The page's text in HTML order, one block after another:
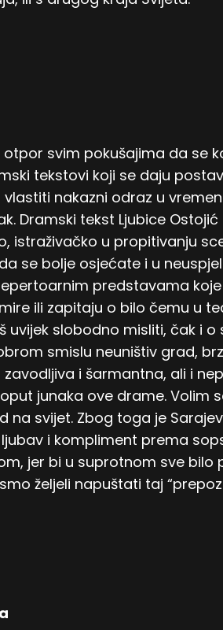
svim pokušajima da se
tekstovi koji se daju
nakazni odraz u
Dramski tekst Ljubice
istraživačko u propitivanju
se bolje osjećate i u
predstavama
ili zapitaju o bilo čemu u
uvijek slobodno misliti, čak i
smislu neuništiv grad,
i šarmantna, ali i
junaka ove drame. Volim
na svijet. Zbog toga je
i kompliment prema
jer bi u suprotnom sve bilo
željeli napuštati taj